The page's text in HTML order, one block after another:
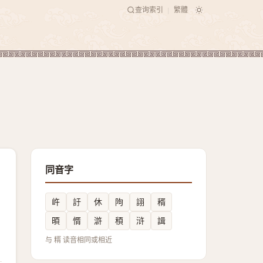
查询索引 繁體
同音字
㞰 訏 休 䧁 詡
稰
暊
㥠 滸 䅡 浒 諿
与 糈 读音相同或相近